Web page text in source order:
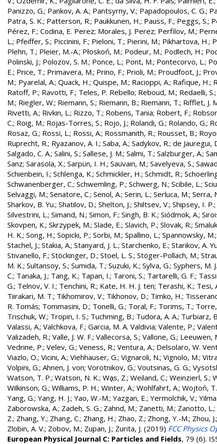
Panizzo, G.; Pankov, A. A.; Pantsyrny, V.; Papadopoulos, C. G.;
Patra, S. K.; Patterson, R.; Paukkunen, H.; Pauss, F.; Peggs, S.;
Pérez, F.; Codina, E. Perez; Morales, J. Perez; Perfilov, M.;
L.; Pfeiffer, S.; Piccinini, F.; Pieloni, T.; Pierini, M.; Pikhartova, H.;
Plehn, T.; Pleier, M.-A.; Płoskoń, M.; Podeur, M.; Podlech, H.;
Polinski, J.; Polozov, S. M.; Ponce, L.; Pont, M.; Pontecorvo, L.;
E.; Price, T.; Primavera, M.; Prino, F.; Prioli, M.; Proudfoot, J.;
M.; Pyarelal, A.; Quack, H.; Quispe, M.; Racioppi, A.; Rafique, H.;
Ratoff, P.; Ravotti, F.; Teles, P. Rebello; Reboud, M.; Redaelli, S.
M.; Riegler, W.; Riemann, S.; Riemann, B.; Riemann, T.; Rifflet, J.
Rivetti, A.; Rivkin, L.; Rizzo, T.; Robens, Tania; Robert, F.;
C.; Roig, M.; Rojas-Torres, S.; Rojo, J.; Rolandi, G.; Rolando, G.;
Rosaz, G.; Rossi, L.; Rossi, A.; Rossmanith, R.; Rousset, B.;
Ruprecht, R.; Ryazanov, A. I.; Saba, A.; Sadykov, R.; de Jauregui,
Salgado, C. A.; Salini, S.; Sallese, J. M.; Salmi, T.; Salzburger, A.;
Sanz; Sarasola, X.; Sarpün, I. H.; Sauvain, M.; Savelyeva, S.;
Schienbein, I.; Schlenga, K.; Schmickler, H.; Schmidt, R.;
Schwanenberger, C.; Schwemling, P.; Schwerg, N.; Scibile, L.;
Selvaggi, M.; Senatore, C.; Senol, A.; Serin, L.; Serluca, M.; Serra,
Sharkov, B. Yu.; Shatilov, D.; Shelton, J.; Shiltsev, V.; Shipsey, I. P.;
Silvestrini, L.; Simand, N.; Simon, F.; Singh, B. K.; Siódmok, A.;
Skovpen, K.; Skrzypek, M.; Slade, E.; Slavich, P.; Slovak, R.;
H. K.; Song, H.; Sopicki, P.; Sorbi, M.; Spallino, L.; Spannowsky, M.
Stachel, J.; Stakia, A.; Stanyard, J. L.; Starchenko, E.; Starikov, A.
Stivanello, F.; Stöckinger, D.; Stoel, L. S.; Stöger-Pollach, M.;
M. K.; Sultansoy, S.; Sumida, T.; Suzuki, K.; Sylva, G.; Syphers, M. J.
C.; Tanaka, J.; Tang, K.; Tapan, I.; Taroni, S.; Tartarelli, G. F.;
G.; Telnov, V. I.; Tenchini, R.; Kate, H. H. J. ten; Terashi, K.; Tesi,
Tiirakari, M. T.; Tikhomirov, V.; Tikhonov, D.; Timko, H.;
R. Tomás; Tommasini, D.; Tonelli, G.; Toral, F.; Torims, T.;
Trischuk, W.; Tropin, I. S.; Tuchming, B.; Tudora, A. A.; Turbiarz,
Valassi, A.; Valchkova, F.; Garcia, M. A. Valdivia; Valente, P.;
Valizadeh, R.; Valle, J. W. F.; Vallecorsa, S.; Vallone, G.; Leeuwen,
Vedrine, P.; Velev, G.; Veness, R.; Ventura, A.; Delsolaro, W.
Viazlo, O.; Vicini, A.; Viehhauser, G.; Vignaroli, N.; Vignolo, M.;
Volpini, G.; Ahnen, J. von; Vorotnikov, G.; Voutsinas, G. G.;
Watson, T. P.; Watson, N. K.; Wa̧s, Z.; Weiland, C.; Weinzierl, S.;
Wilkinson, G.; Williams, P. H.; Winter, A.; Wohlfahrt, A.; Wojtoń, T.
Yang, G.; Yang, H. J.; Yao, W.-M.; Yazgan, E.; Yermolchik, V.;
Zaborowska, A.; Zadeh, S. G.; Zahnd, M.; Zanetti, M.; Zanotto, L.;
Z.; Zhang, Y.; Zhang, C.; Zhang, H.; Zhao, Z.; Zhong, Y.-M.; Zhou, J.
Zlobin, A. V.; Zobov, M.; Zupan, J.; Zurita, J. (2019) FCC Physics
European Physical Journal C: Particles and Fields, 79 (6).